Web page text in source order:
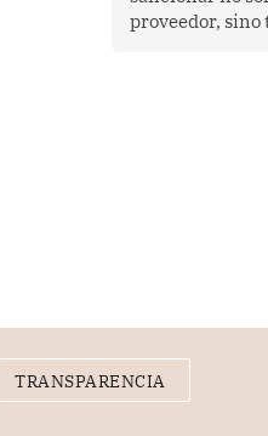
cohesión social
gobernabilidad.
proveedor, sino
de servicios de
entretenimiento
frustrada
meet and greet
TRANSPARENCIA